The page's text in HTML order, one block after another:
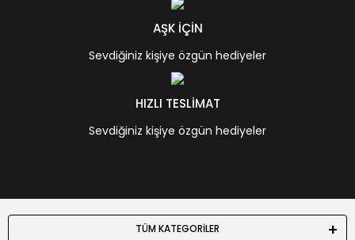
AŞK İÇİN
Sevdiğiniz kişiye özgün hediyeler
HIZLI TESLİMAT
Sevdiğiniz kişiye özgün hediyeler
TÜM KATEGORİLER